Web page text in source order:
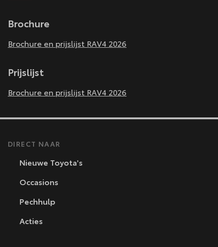
Brochure
Brochure en prijslijst RAV4 2026
Prijslijst
Brochure en prijslijst RAV4 2026
DIRECT NAAR
Nieuwe Toyota's
Occasions
Pechhulp
Acties